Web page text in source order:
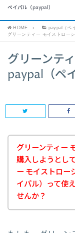
ペイパル（paypal）
HOME
paypal（ペ
グリーンティー モイストロー
グリーンテ
paypal（ペ
グリーンティー
購入しようとし
ー モイストロー
イパル）って使
せんか？